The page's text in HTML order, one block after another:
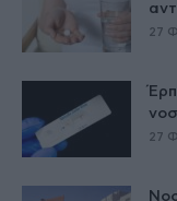
27
27